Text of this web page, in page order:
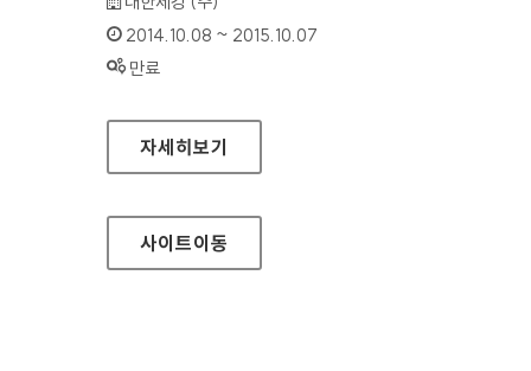
인증기간 :
2014.10.08 ~ 2015.10.07
상태 :
만료
대한제강 홈페이지
자세히보기
사이트이동